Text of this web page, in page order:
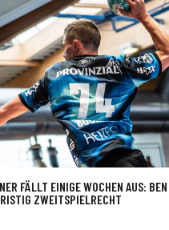
FÄLLT EINIGE WOCHEN AUS:
ZWEITSPIELRECHT